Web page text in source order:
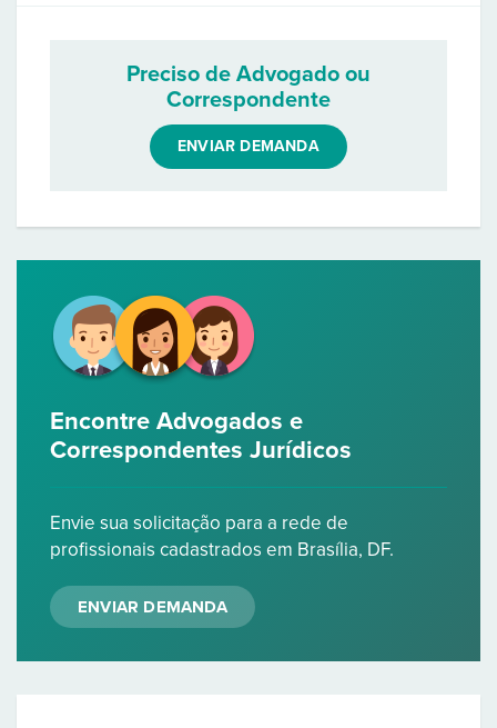
Preciso de Advogado ou
Correspondente
ENVIAR DEMANDA
Encontre Advogados e
Correspondentes Jurídicos
Envie sua solicitação para a rede de
profissionais cadastrados em Brasília, DF.
ENVIAR DEMANDA